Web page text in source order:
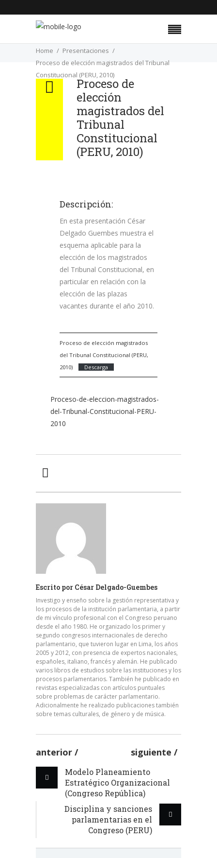
Home
Presentaciones
Proceso de elección magistrados del Tribunal
Constitucional (PERU, 2010)
Proceso de
elección
magistrados del
Tribunal
Constitucional
(PERU, 2010)
Descripción:
En esta presentación César
Delgado Guembes muestra el
esquema aplicable para la
elección de los magistrados
del Tribunal Constitucional, en
particular en relación con la
elección de las plazas
vacantes durante el año 2010.
Proceso de elección magistrados
del Tribunal Constitucional (PERU,
2010)
Descarga
Proceso-de-eleccion-magistrados-
del-Tribunal-Constitucional-PERU-
2010
Escrito por César Delgado-Guembes
Investigo y enseño sobre la gestión representativa y
los procesos de la institución parlamentaria, a partir
de mi vínculo profesional con el Congreso peruano
desde el año 1980. He organizado los primer y
segundo congresos internacionales de derecho
parlamentario, que tuvieron lugar en Lima, los años
2005 y 2012, con presencia de expertos nacionales,
españoles, italiano, francés y alemán. He publicado
varios libros de estudios sobre las instituciones y los
procesos parlamentarios. También he publicado en
revistas especializadas con artículos puntuales
sobre problemas de carácter parlamentario.
Adicionalmente he realizado publicaciones también
sobre temas culturales, de género y de música.
anterior siguiente
Modelo Planeamiento
Estratégico Organizacional
(Congreso República)
Disciplina y sanciones
parlamentarias en el
Congreso (PERU)